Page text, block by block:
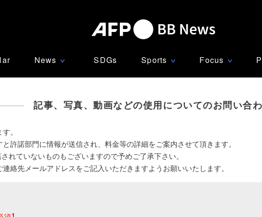
News ∨ SDGs Sports ∨ Focus ∨
記事、写真、動画などの使用についてのお問い合
。
許諾部門に情報が送信され、料金等の詳細をご案内させて頂きます。
れていないものもございますので予めご了承下さい。
絡先メールアドレスをご記入いただきますようお願いいたします。